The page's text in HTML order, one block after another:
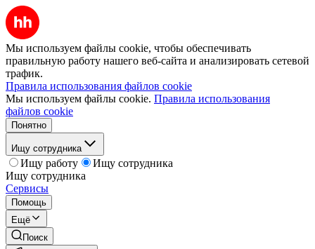
Мы используем файлы cookie, чтобы обеспечивать
правильную работу нашего веб-сайта и анализировать сетевой
трафик.
Правила использования файлов cookie
Мы используем файлы cookie. Правила использования
файлов cookie
Понятно
Ищу сотрудника
Ищу работу
Ищу сотрудника
Ищу сотрудника
Сервисы
Помощь
Ещё
Поиск